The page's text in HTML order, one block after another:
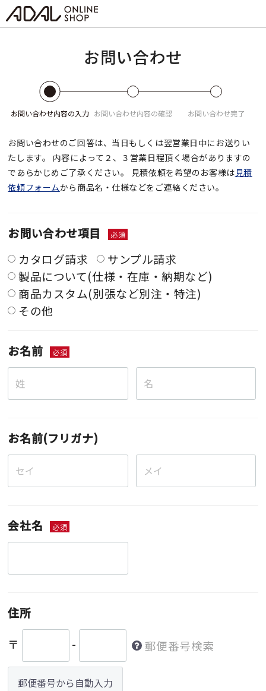
お問い合わせ
お問い合わせ内容の入力 お問い合わせ内容の確認 お問い合わせ完了
お問い合わせのご回答は、当日もしくは翌営業日中にお送りい
たします。
内容によって２、３営業日程頂く場合がありますの
であらかじめご了承ください。
見積依頼を希望のお客様は見積
依頼フォームから商品名・仕様などをご連絡ください。
お問い合わせ項目 必須
カタログ請求
サンプル請求
製品について(仕様・在庫・納期など)
商品カスタム(別張など別注・特注)
その他
お名前 必須
お名前(フリガナ)
会社名 必須
住所
〒
- 郵便番号検索
郵便番号から自動入力